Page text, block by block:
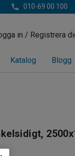
010-69 00 100
in / Registrera
Katalog Blogg